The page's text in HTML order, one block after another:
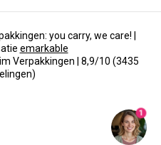
you carry, we care! |
emarkable
Verpakkingen | 8,9/10 (3435
1